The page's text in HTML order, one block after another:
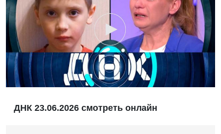
ДНК 23.06.2026 смотреть онлайн